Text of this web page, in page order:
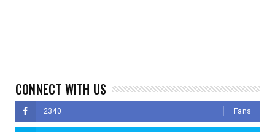
CONNECT WITH US
2340 Fans